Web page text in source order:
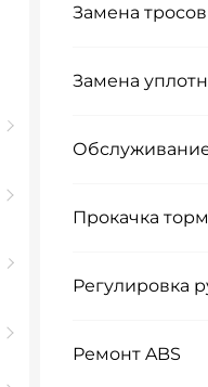
Замена
Замена
Прокачка
Регулировка
Ремонт ABS